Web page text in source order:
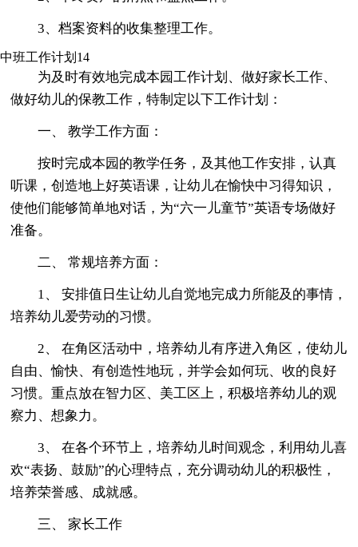
3、档案资料的收集整理工作。
中班工作计划14
为及时有效地完成本园工作计划、做好家长工作、
做好幼儿的保教工作，特制定以下工作计划：
一、 教学工作方面：
按时完成本园的教学任务，及其他工作安排，认真
听课，创造地上好英语课，让幼儿在愉快中习得知识，
使他们能够简单地对话，为“六一儿童节”英语专场做好
准备。
二、 常规培养方面：
1、 安排值日生让幼儿自觉地完成力所能及的事情，
培养幼儿爱劳动的习惯。
2、 在角区活动中，培养幼儿有序进入角区，使幼儿
自由、愉快、有创造性地玩，并学会如何玩、收的良好
习惯。重点放在智力区、美工区上，积极培养幼儿的观
察力、想象力。
3、 在各个环节上，培养幼儿时间观念，利用幼儿喜
欢“表扬、鼓励”的心理特点，充分调动幼儿的积极性，
培养荣誉感、成就感。
三、 家长工作